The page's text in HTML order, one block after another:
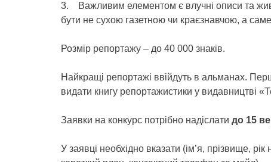
3. Важливим елементом є влучні описи та
бути не сухою газетною чи краєзнавчою, а
Розмір репортажу – до 40 000 знаків.
Найкращі репортажі ввійдуть в альманах.
видати книгу репортажистики у видавництві
Заявки на конкурс потрібно надіслати до 15
У заявці необхідно вказати (ім’я, прізвище,